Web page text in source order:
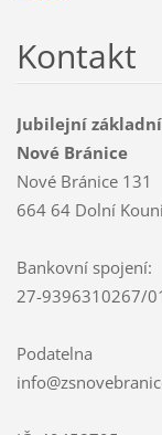
Kontakt
Jubilejní
Nové Bránice
Nové Bránice 131
664 64 Dolní
Bankovní spojení:
27-9396310267/
Podatelna